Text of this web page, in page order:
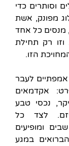
וסותרים כדי
מפונק, אשת
מנסים כל אחד
רק תחילת
הזו.
לעבר
אקדמאים
נכסי טבע
לצד כל
ומופיעים
במגע